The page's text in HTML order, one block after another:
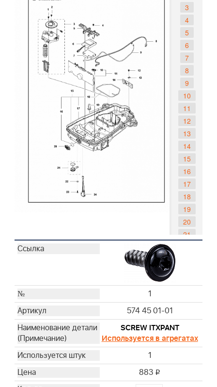
3
4
5
6
7
8
9
10
11
12
13
14
15
16
17
18
19
20
21
1
574 45 01-01
SCREW ITXPANT
Используется в агрегатах
1
883 i